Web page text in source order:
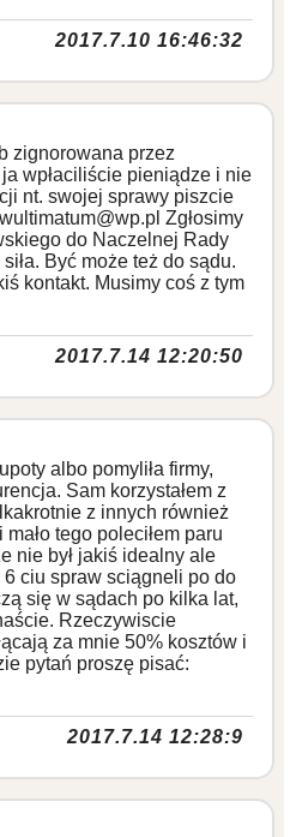
2017.7.10 16:46:32
zignorowana przez
wpłaciliście pieniądze i nie
nt. swojej sprawy piszcie
Zgłosimy
do Naczelnej Rady
Być może też do sądu.
kontakt. Musimy coś z tym
2017.7.14 12:20:50
albo pomyliła firmy,
Sam korzystałem z
z innych również
tego poleciłem paru
nie był jakiś idealny ale
ciu spraw sciągneli po do
się w sądach po kilka lat,
Rzeczywiscie
za mnie 50% kosztów i
pytań proszę pisać:
2017.7.14 12:28:9